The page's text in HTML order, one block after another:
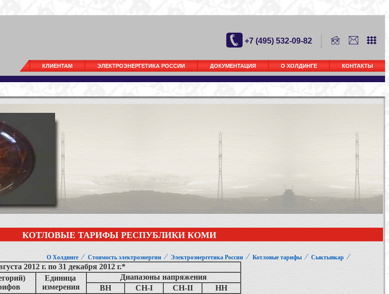
+7 (495) 532-09-82
КЛИЕНТАМ ЭЛЕКТРОЭНЕРГЕТИКА РОССИИ ДОКУМЕНТАЦИЯ О ХОЛДИНГЕ КОНТАКТЫ
КОТЛОВЫЕ ТАРИФЫ РЕСПУБЛИКИ КОМИ
О Холдинге ⁄ Стоимость электроэнергии ⁄ Электроэнергетика России ⁄ Котловые тарифы ⁄ Сыктывкар ⁄
2012 г. по 31 декабря 2012 г.*
Единица
измерения
Диапазоны напряжения
ВН
СН-I СН-II
НН